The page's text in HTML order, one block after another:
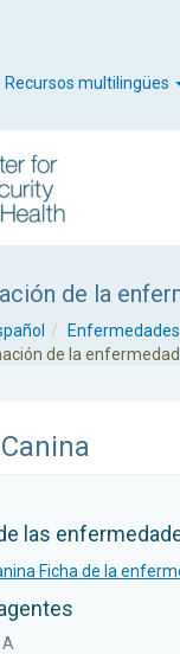
Recursos multilingües
de la
de la enfermedad
las
Ficha de la